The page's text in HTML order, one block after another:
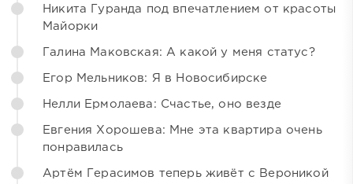
Никита Гуранда под впечатлением от красоты
Майорки
Галина Маковская: А какой у меня статус?
Егор Мельников: Я в Новосибирске
Нелли Ермолаева: Счастье, оно везде
Евгения Хорошева: Мне эта квартира очень
понравилась
Артём Герасимов теперь живёт с Вероникой